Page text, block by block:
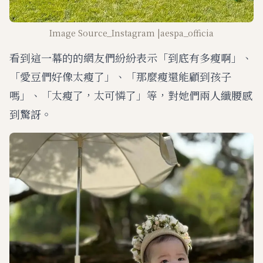
Image Source_Instagram |aespa_officia
看到這一幕的的網友們紛紛表示「到底有多瘦啊」、
「愛豆們好像太瘦了」、「那麼瘦還能顧到孩子
嗎」、「太瘦了，太可憐了」等，對她們兩人纖腰感
到驚訝。